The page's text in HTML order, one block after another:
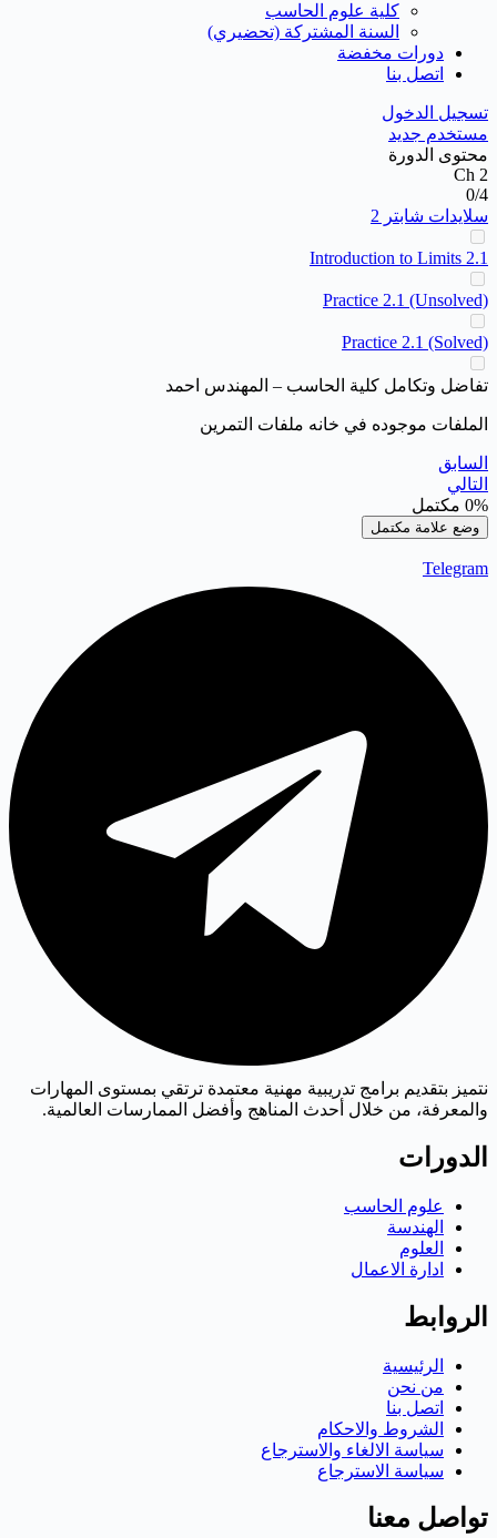
كلية علوم الحاسب
السنة المشتركة (تحضيري)
دورات مخفضة
اتصل بنا
تسجيل الدخول
مستخدم جديد
محتوى الدورة
Ch 2
0/4
سلايدات شابتر 2
2.1 Introduction to Limits
Practice 2.1 (Unsolved)
Practice 2.1 (Solved)
تفاضل وتكامل كلية الحاسب – المهندس احمد
الملفات موجوده في خانه ملفات التمرين
السابق
التالي
0% مكتمل
وضع علامة مكتمل
Telegram
نتميز بتقديم برامج تدريبية مهنية معتمدة ترتقي بمستوى المهارات
والمعرفة، من خلال أحدث المناهج وأفضل الممارسات العالمية.
الدورات
علوم الحاسب
الهندسة
العلوم
ادارة الاعمال
الروابط
الرئيسية
من نحن
اتصل بنا
الشروط والاحكام
سياسة الالغاء والاسترجاع
سياسة الاسترجاع
تواصل معنا